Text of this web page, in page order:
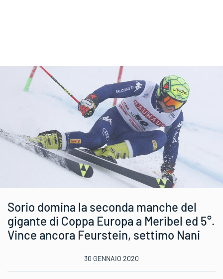
Sorio domina la seconda manche del
gigante di Coppa Europa a Meribel ed 5°.
Vince ancora Feurstein, settimo Nani
30 GENNAIO 2020